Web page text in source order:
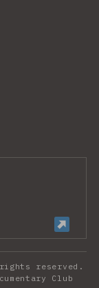
reserved.
Club